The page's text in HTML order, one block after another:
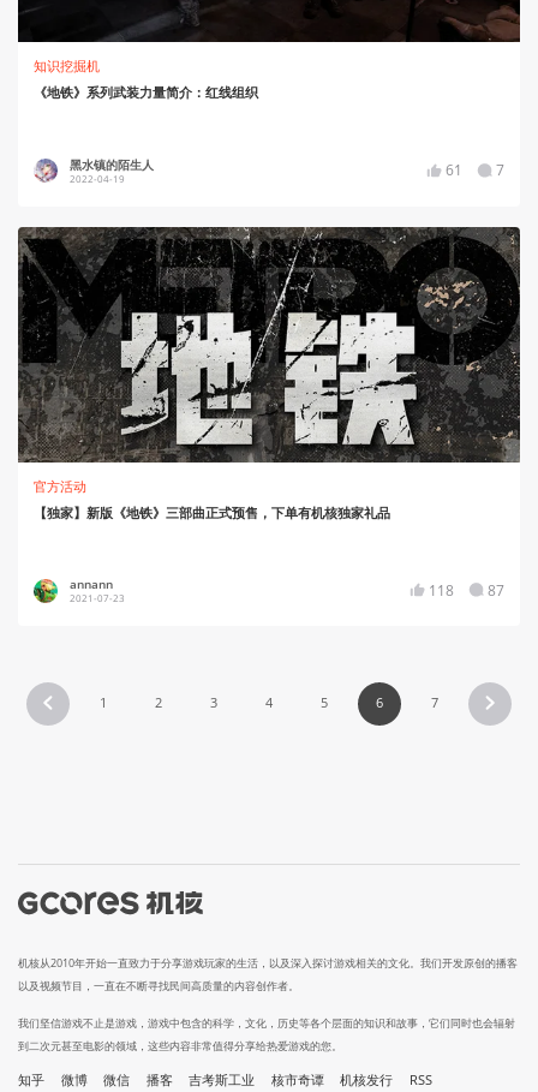
知识挖掘机
《地铁》系列武装力量简介：红线组织
黑水镇的陌生人
2022-04-19 61 7
官方活动
【独家】新版《地铁》三部曲正式预售，下单有机核独家礼品
annann
2021-07-23 118 87
1 2 3 4 5 6 7
机核从2010年开始一直致力于分享游戏玩家的生活，以及深入探讨游戏相关的文化。我们开发原创的播客
以及视频节目，一直在不断寻找民间高质量的内容创作者。
我们坚信游戏不止是游戏，游戏中包含的科学，文化，历史等各个层面的知识和故事，它们同时也会辐射
到二次元甚至电影的领域，这些内容非常值得分享给热爱游戏的您。
知乎 微博 微信 播客 吉考斯工业 核市奇谭 机核发行 RSS